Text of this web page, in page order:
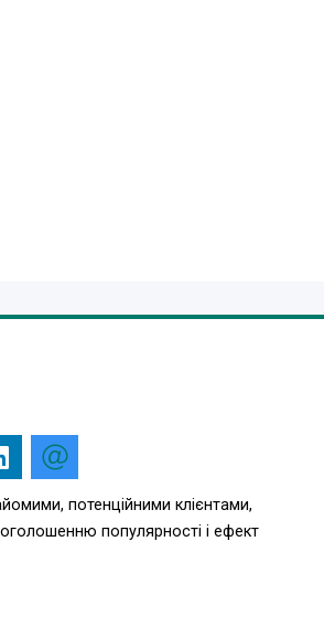
потенційними клієнтами,
популярності і ефект